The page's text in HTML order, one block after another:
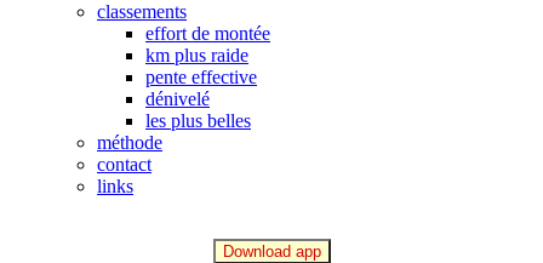
classements
effort de montée
km plus raide
pente effective
dénivelé
les plus belles
méthode
contact
links
Download app